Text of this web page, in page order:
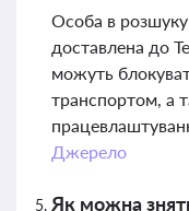
Особа в
доставлена до
можуть
транспортом, а
Джерело
Як можна